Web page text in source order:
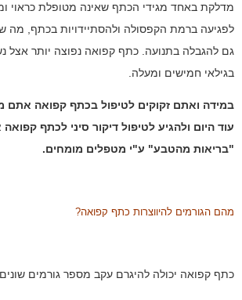
מדלקת באחד מגידי הכתף שאינה מטופלת כראוי
לפגיעה ברמת הקפסולה ולהסתיידויות בכתף, מה
גם להגבלה בתנועה. כתף קפואה נפוצה יותר אצל
בגילאי חמישים ומעלה.
במידה ואתם זקוקים לטיפול בכתף קפואה אתם
עוד היום ולהגיע לטיפול דיקור סיני לכתף
"בריאות מהטבע" ע"י מטפלים מומחים.
מהם הגורמים להיווצרות כתף קפואה?
כתף קפואה יכולה להיגרם עקב מספר גורמים